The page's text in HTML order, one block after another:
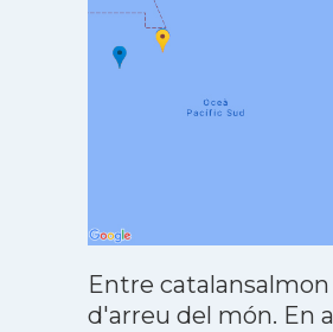
Entre
d'arreu del món. En